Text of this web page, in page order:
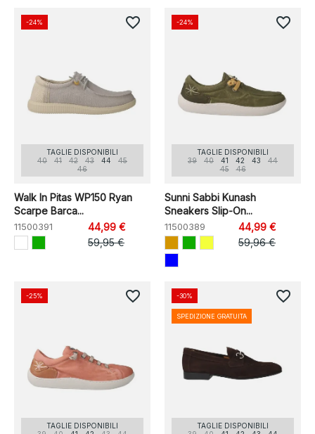
TAGLIE DISPONIBILI
40
41 42 43 44
45
46
Walk In Pitas WP150 Ryan
Scarpe Barca...
11500391
44,99 €
59,95 €
-24% favorite_border
TAGLIE DISPONIBILI
39
40 41 42 43
44
45
46
Sunni Sabbi Kunash
Sneakers Slip-On...
11500389
44,99 €
59,96 €
-24% favorite_border
TAGLIE DISPONIBILI
-25% favorite_border
TAGLIE DISPONIBILI
-30%
SPEDIZIONE GRATUITA
favorite_border